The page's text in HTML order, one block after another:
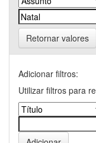
Retornar valores
Adicionar filtros:
Utilizar filtros para